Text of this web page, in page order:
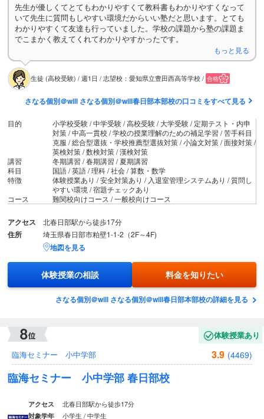
先生が優しくてとてもわかりやすくて教科書もわかりやすくなって
いて先生に質問もしやすい環境だからいい塾だと思います。とても
わかりやすくて友達も行っていました。学校の課題から塾の課題ま
でこまかく教えてくれてわかりやすかったです。
もっと見る
生徒 (高校受験) / 週1日 / 志望校：愛知県立豊田西高等学校 / 合格
さなる個別＠will さなる個別＠will春日部本部校の口コミをすべて見る
目的
小学校受験 / 中学受験 / 高校受験 / 大学受験 / 定期テスト・内申
対策 / 中高一貫校 / 学校の授業理解のための補足学習 / 苦手科目
克服 / 総合型選抜・学校推薦型選抜対策 / 小論文対策 / 面接対策 /
英検対策 / 数検対策 / 漢検対策
講習
冬期講習 / 春期講習 / 夏期講習
科目
国語 / 英語 / 理科 / 社会 / 算数・数学
特徴
体験授業あり / 安全対策あり / 入退室管理システムあり / 質問し
やすい環境 / 宿題チェックあり
コース
難関校向けコース / 一般校向けコース
アクセス 北春日部駅から徒歩17分
住所 埼玉県春日部市粕壁1-1-2（2F～4F)
地図を見る
体験授業の相談 料金を知りたい
さなる個別＠will さなる個別＠will春日部本部校の詳細を見る
体験授業あり
臨海セミナー 小中学部
3.9 (4469)
臨海セミナー 小中学部 春日部校
アクセス 北春日部駅から徒歩17分
対象学年 小学生 / 中学生